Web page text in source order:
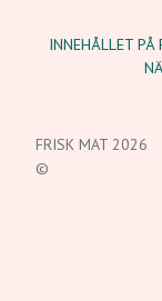
INNEHÅLLET PÅ
FRISK MAT 2026
©